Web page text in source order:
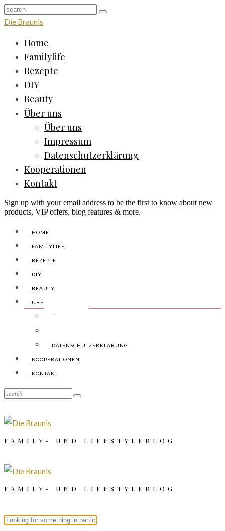
Die Braunis
Home
Familylife
Rezepte
DIY
Beauty
Über uns
Über uns
Impressum
Datenschutzerklärung
Kooperationen
Kontakt
Sign up with your email address to be the first to know about new
products, VIP offers, blog features & more.
HOME
FAMILYLIFE
REZEPTE
DIY
BEAUTY
ÜBER UNS
ÜBER UNS
DATENSCHUTZERKLÄRUNG
KOOPERATIONEN
KONTAKT
FAMILY- UND LIFESTYLEBLOG
FAMILY- UND LIFESTYLEBLOG